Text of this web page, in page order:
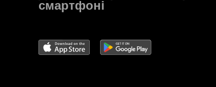
смартфоні